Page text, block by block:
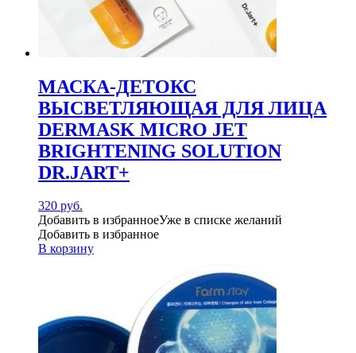
МАСКА-ДЕТОКС
ВЫСВЕТЛЯЮЩАЯ ДЛЯ ЛИЦА
DERMASK MICRO JET
BRIGHTENING SOLUTION
DR.JART+
320 руб.
Добавить в избранноеУже в списке желаний
Добавить в избранное
В корзину